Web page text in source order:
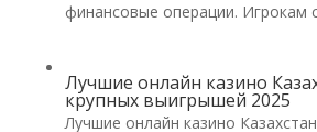
финансовые операции. Игрокам
Лучшие онлайн казино
крупных выигрышей 2025
Лучшие онлайн казино